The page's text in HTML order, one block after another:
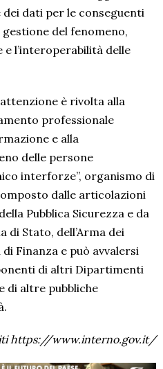
dei dati per le conseguenti
del fenomeno,
e l’interoperabilità delle
è rivolta alla
professionale
e alla
delle persone
interforze”, organismo di
dalle articolazioni
Pubblica Sicurezza e da
di Stato, dell’Arma dei
Finanza e può avvalersi
di altri Dipartimenti
di altre pubbliche
https://www.interno.gov.it/